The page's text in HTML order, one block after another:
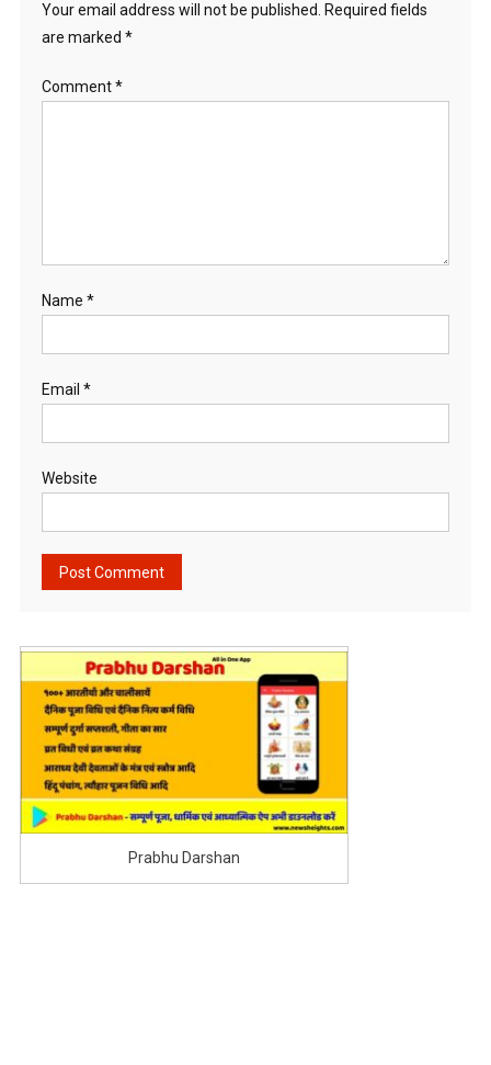
Your email address will not be published.
Required fields
are marked *
Comment*
Name *
Email *
Website
Prabhu Darshan